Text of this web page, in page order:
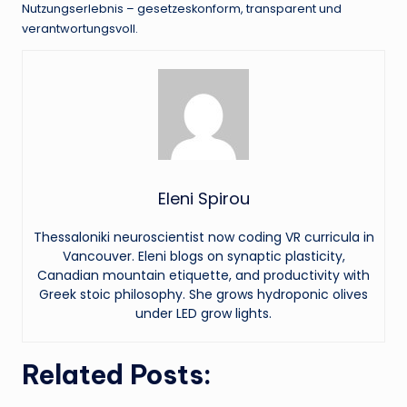
Nutzungserlebnis – gesetzeskonform, transparent und
verantwortungsvoll.
Eleni Spirou
Thessaloniki neuroscientist now coding VR curricula in
Vancouver. Eleni blogs on synaptic plasticity,
Canadian mountain etiquette, and productivity with
Greek stoic philosophy. She grows hydroponic olives
under LED grow lights.
Related Posts: